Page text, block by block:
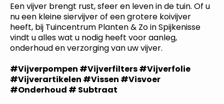
Een vijver brengt rust, sfeer en leven in de tuin. Of u
nu een kleine siervijver of een grotere koivijver
heeft, bij Tuincentrum Planten & Zo in Spijkenisse
vindt u alles wat u nodig heeft voor aanleg,
onderhoud en verzorging van uw vijver.
#Vijverpompen #Vijverfilters #Vijverfolie
#Vijverartikelen #Vissen #Visvoer
#Onderhoud # Subtraat